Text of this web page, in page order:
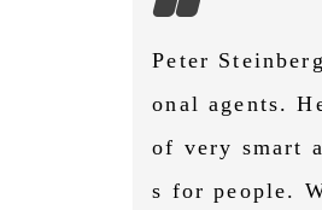
Peter
onal agents.
of very smart
s for people.